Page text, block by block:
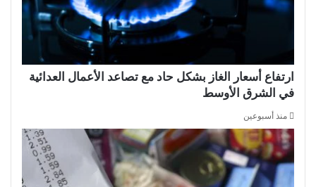
ارتفاع أسعار الغاز بشكل حاد مع تصاعد الأعمال العدائية
في الشرق الأوسط
منذ أسبوعين